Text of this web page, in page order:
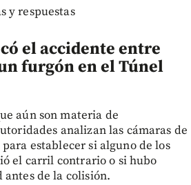
y respuestas
el accidente entre
furgón en el Túnel
aún son materia de
analizan las cámaras de
establecer si alguno de los
el carril contrario o si hubo
antes de la colisión.